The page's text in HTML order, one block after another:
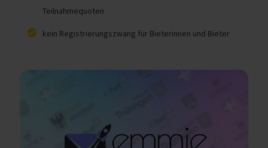
Teilnahmequoten
kein Registrierungszwang für Bieterinnen und Bieter